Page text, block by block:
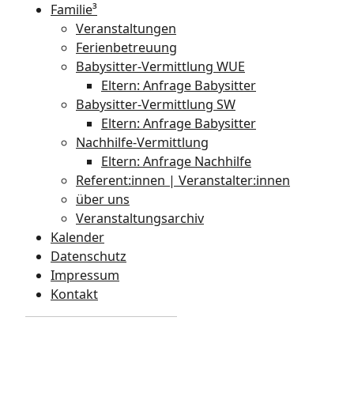
Familie³
Veranstaltungen
Ferienbetreuung
Babysitter-Vermittlung WUE
Eltern: Anfrage Babysitter
Babysitter-Vermittlung SW
Eltern: Anfrage Babysitter
Nachhilfe-Vermittlung
Eltern: Anfrage Nachhilfe
Referent:innen | Veranstalter:innen
über uns
Veranstaltungsarchiv
Kalender
Datenschutz
Impressum
Kontakt